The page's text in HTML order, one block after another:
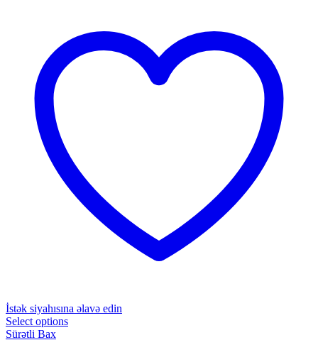
İstək siyahısına əlavə edin
Select options
Sürətli Bax